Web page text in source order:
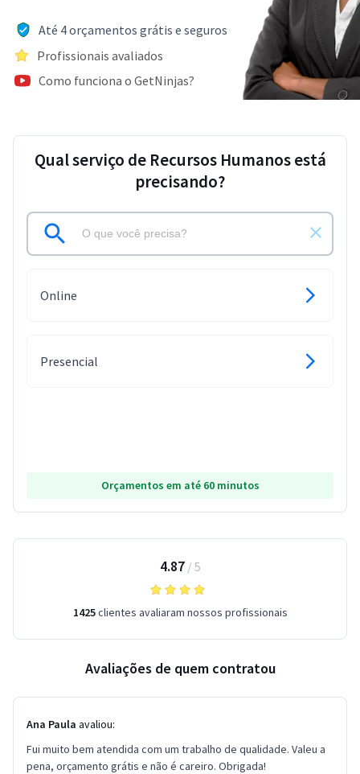
Até 4 orçamentos grátis e seguros
Profissionais avaliados
Como funciona o GetNinjas?
Qual serviço de Recursos Humanos está
precisando?
Online
Presencial
Orçamentos em até 60 minutos
4.87/ 5
1425clientes avaliaram nossos profissionais
Avaliações de quem contratou
Ana Paula avaliou:
Fui muito bem atendida com um trabalho de qualidade. Valeu a
pena, orçamento grátis e não é careiro. Obrigada!